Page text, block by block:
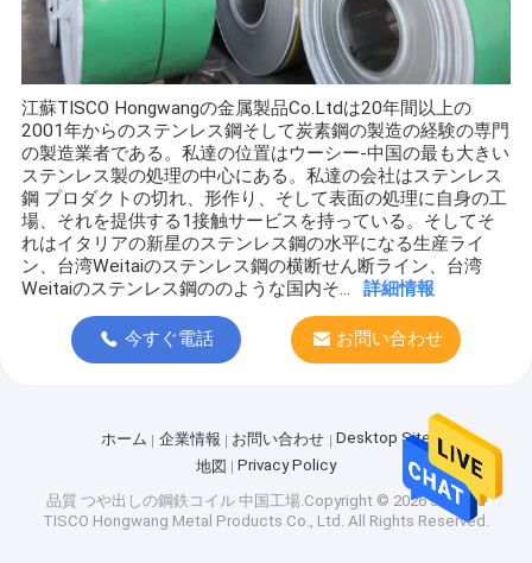
江蘇TISCO Hongwangの金属製品Co.Ltdは20年間以上の
2001年からのステンレス鋼そして炭素鋼の製造の経験の専門
の製造業者である。私達の位置はウーシー-中国の最も大きい
ステンレス製の処理の中心にある。私達の会社はステンレス
鋼 プロダクトの切れ、形作り、そして表面の処理に自身の工
場、それを提供する1接触サービスを持っている。そしてそ
れはイタリアの新星のステンレス鋼の水平になる生産ライ
ン、台湾Weitaiのステンレス鋼の横断せん断ライン、台湾
Weitaiのステンレス鋼ののような国内そ...
詳細情報
今すぐ電話 お問い合わせ
ホーム 企業情報 お問い合わせ
Desktop Site
地図
Privacy Policy
品質 つや出しの鋼鉄コイル 中国工場.Copyright © 2026 Jiangsu
TISCO Hongwang Metal Products Co., Ltd. All Rights Reserved.